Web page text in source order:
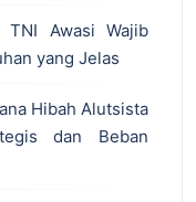
TNI Awasi Wajib
yang Jelas
Hibah Alutsista
dan Beban